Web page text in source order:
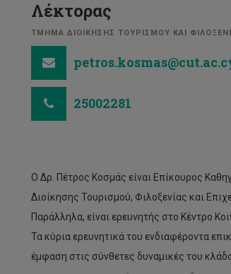
Λέκτορας
ΤΜΗΜΑ ΔΙΟΙΚΗΣΗΣ ΤΟΥΡΙΣΜΟΥ ΚΑΙ
25002281
Ο Δρ. Πέτρος Κοσμάς είναι Επίκουρος
Διοίκησης Τουρισμού, Φιλοξενίας και
Παράλληλα, είναι ερευνητής στο Κέντρο
Τα κύρια ερευνητικά του ενδιαφέροντα
έμφαση στις σύνθετες δυναμικές του